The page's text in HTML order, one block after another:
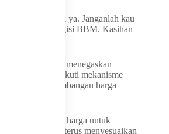
yang baik-baik ya. Janganlah kau
bolak-balik mengisi BBM. Kasihan
Bahlil juga menegaskan
tetap mengikuti mekanisme
sesuai perkembangan harga
bisa menjamin harga untuk
akan terus menyesuaikan